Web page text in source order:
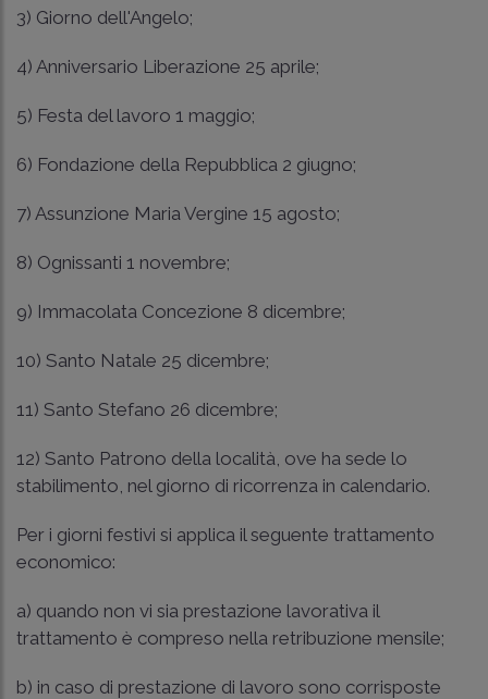
3) Giorno dell'Angelo;
4) Anniversario Liberazione 25 aprile;
5) Festa del lavoro 1 maggio;
6) Fondazione della Repubblica 2 giugno;
7) Assunzione Maria Vergine 15 agosto;
8) Ognissanti 1 novembre;
9) Immacolata Concezione 8 dicembre;
10) Santo Natale 25 dicembre;
11) Santo Stefano 26 dicembre;
12) Santo Patrono della località, ove ha sede lo
stabilimento, nel giorno di ricorrenza in calendario.
Per i giorni festivi si applica il seguente trattamento
economico:
a) quando non vi sia prestazione lavorativa il
trattamento è compreso nella retribuzione mensile;
b) in caso di prestazione di lavoro sono corrisposte